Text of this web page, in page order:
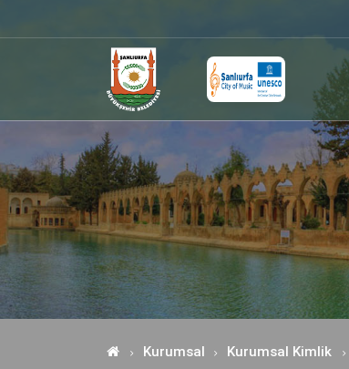
Kurumsal Kurumsal Kimlik